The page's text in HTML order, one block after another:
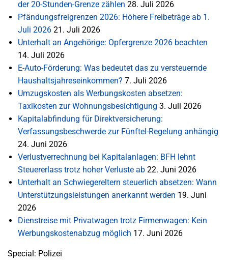
der 20-Stunden-Grenze zählen 28. Juli 2026
Pfändungsfreigrenzen 2026: Höhere Freibeträge ab 1.
Juli 2026 21. Juli 2026
Unterhalt an Angehörige: Opfergrenze 2026 beachten
14. Juli 2026
E-Auto-Förderung: Was bedeutet das zu versteuernde
Haushaltsjahreseinkommen? 7. Juli 2026
Umzugskosten als Werbungskosten absetzen:
Taxikosten zur Wohnungsbesichtigung 3. Juli 2026
Kapitalabfindung für Direktversicherung:
Verfassungsbeschwerde zur Fünftel-Regelung anhängig
24. Juni 2026
Verlustverrechnung bei Kapitalanlagen: BFH lehnt
Steuererlass trotz hoher Verluste ab 22. Juni 2026
Unterhalt an Schwiegereltern steuerlich absetzen: Wann
Unterstützungsleistungen anerkannt werden 19. Juni
2026
Dienstreise mit Privatwagen trotz Firmenwagen: Kein
Werbungskostenabzug möglich 17. Juni 2026
Special: Polizei